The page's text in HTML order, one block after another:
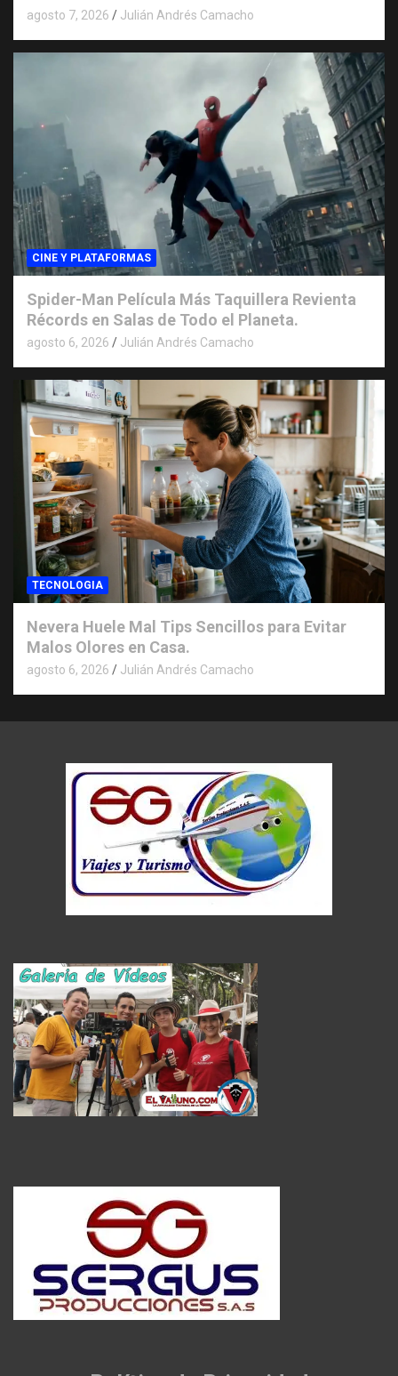
agosto 7, 2026 Julián Andrés Camacho
CINE Y PLATAFORMAS
Spider-Man Película Más Taquillera Revienta
Récords en Salas de Todo el Planeta.
agosto 6, 2026 Julián Andrés Camacho
TECNOLOGIA
Nevera Huele Mal Tips Sencillos para Evitar
Malos Olores en Casa.
agosto 6, 2026 Julián Andrés Camacho